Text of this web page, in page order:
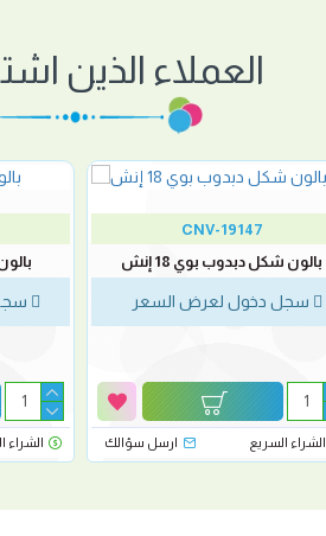
العملاء الذين
CNV-19147
بالون شكل دبدوب بوي 18 إنش
سجل دخول لعرض السعر
الشراء السريع ارسل سؤالك
بالون
الشراء